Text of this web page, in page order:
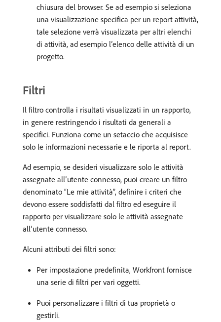
chiusura del browser. Se ad esempio si seleziona
una visualizzazione specifica per un report attività,
tale selezione verrà visualizzata per altri elenchi
di attività, ad esempio l’elenco delle attività di un
progetto.
Filtri
Il filtro controlla i risultati visualizzati in un rapporto,
in genere restringendo i risultati da generali a
specifici. Funziona come un setaccio che acquisisce
solo le informazioni necessarie e le riporta al report.
Ad esempio, se desideri visualizzare solo le attività
assegnate all’utente connesso, puoi creare un filtro
denominato “Le mie attività”, definire i criteri che
devono essere soddisfatti dal filtro ed eseguire il
rapporto per visualizzare solo le attività assegnate
all’utente connesso.
Alcuni attributi dei filtri sono:
Per impostazione predefinita, Workfront fornisce
una serie di filtri per vari oggetti.
Puoi personalizzare i filtri di tua proprietà o
gestirli.